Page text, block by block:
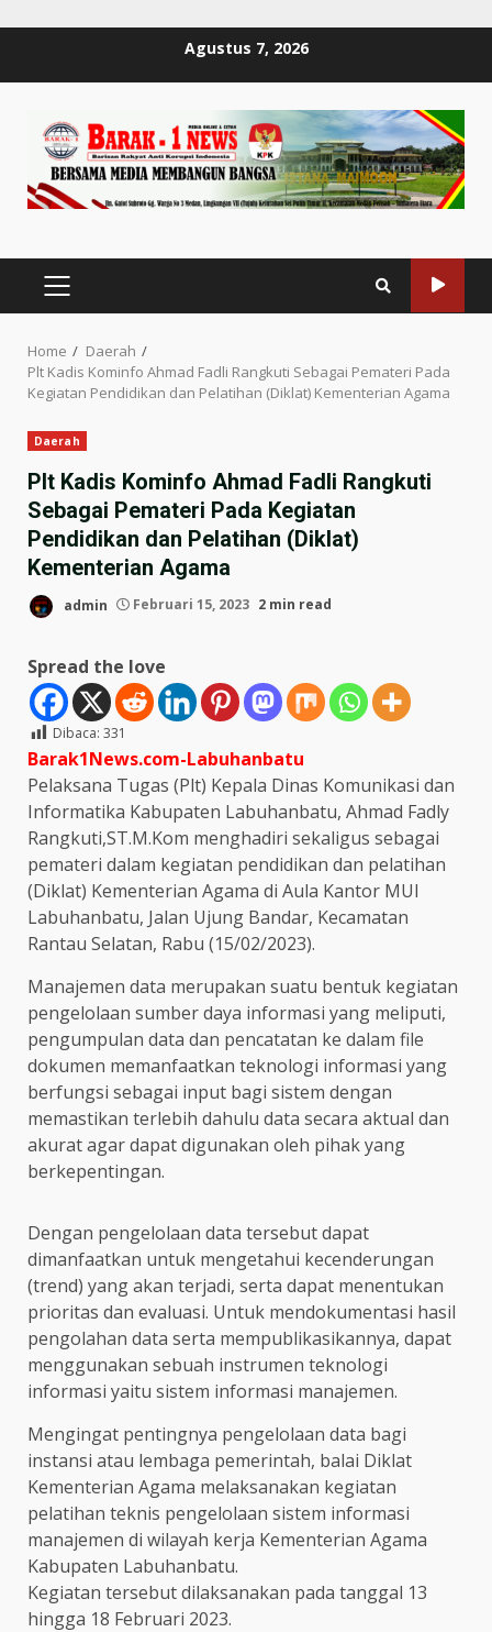
Agustus 7, 2026
PRIMARY
MENU
Home
Daerah
Plt Kadis Kominfo Ahmad Fadli Rangkuti Sebagai Pemateri Pada
Kegiatan Pendidikan dan Pelatihan (Diklat) Kementerian Agama
Daerah
Plt Kadis Kominfo Ahmad Fadli Rangkuti
Sebagai Pemateri Pada Kegiatan
Pendidikan dan Pelatihan (Diklat)
Kementerian Agama
admin Februari 15, 2023 2 min read
Spread the love
Dibaca: 331
Barak1News.com-Labuhanbatu
Pelaksana Tugas (Plt) Kepala Dinas Komunikasi dan
Informatika Kabupaten Labuhanbatu, Ahmad Fadly
Rangkuti,ST.M.Kom menghadiri sekaligus sebagai
pemateri dalam kegiatan pendidikan dan pelatihan
(Diklat) Kementerian Agama di Aula Kantor MUI
Labuhanbatu, Jalan Ujung Bandar, Kecamatan
Rantau Selatan, Rabu (15/02/2023).
Manajemen data merupakan suatu bentuk kegiatan
pengelolaan sumber daya informasi yang meliputi,
pengumpulan data dan pencatatan ke dalam file
dokumen memanfaatkan teknologi informasi yang
berfungsi sebagai input bagi sistem dengan
memastikan terlebih dahulu data secara aktual dan
akurat agar dapat digunakan oleh pihak yang
berkepentingan.
Dengan pengelolaan data tersebut dapat
dimanfaatkan untuk mengetahui kecenderungan
(trend) yang akan terjadi, serta dapat menentukan
prioritas dan evaluasi. Untuk mendokumentasi hasil
pengolahan data serta mempublikasikannya, dapat
menggunakan sebuah instrumen teknologi
informasi yaitu sistem informasi manajemen.
Mengingat pentingnya pengelolaan data bagi
instansi atau lembaga pemerintah, balai Diklat
Kementerian Agama melaksanakan kegiatan
pelatihan teknis pengelolaan sistem informasi
manajemen di wilayah kerja Kementerian Agama
Kabupaten Labuhanbatu.
Kegiatan tersebut dilaksanakan pada tanggal 13
hingga 18 Februari 2023.